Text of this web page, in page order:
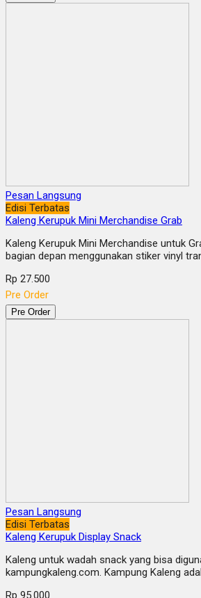
Pesan Langsung
Edisi Terbatas
Kaleng Kerupuk Mini Merchandise Grab
Kaleng Kerupuk Mini Merchandise untuk
bagian depan menggunakan stiker vinyl
Rp 27.500
Pre Order
Pre Order
Pesan Langsung
Edisi Terbatas
Kaleng Kerupuk Display Snack
Kaleng untuk wadah snack yang bisa
kampungkaleng.com. Kampung Kaleng
Rp 95.000